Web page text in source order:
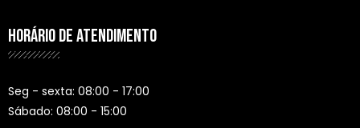
HORÁRIO DE ATENDIMENTO
Seg - sexta: 08:00 - 17:00
Sábado: 08:00 - 15:00